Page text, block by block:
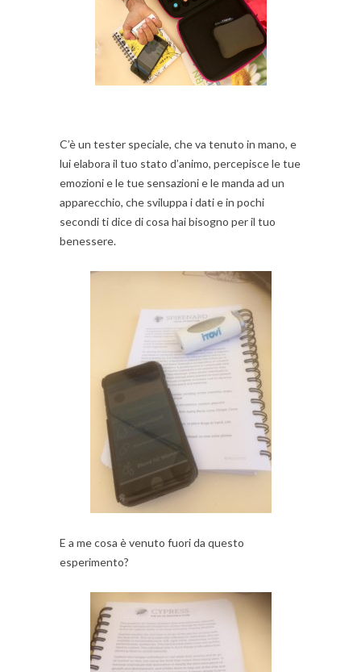
C’è un tester speciale, che va tenuto in mano, e
lui elabora il tuo stato d’animo, percepisce le tue
emozioni e le tue sensazioni e le manda ad un
apparecchio, che sviluppa i dati e in pochi
secondi ti dice di cosa hai bisogno per il tuo
benessere.
E a me cosa è venuto fuori da questo
esperimento?